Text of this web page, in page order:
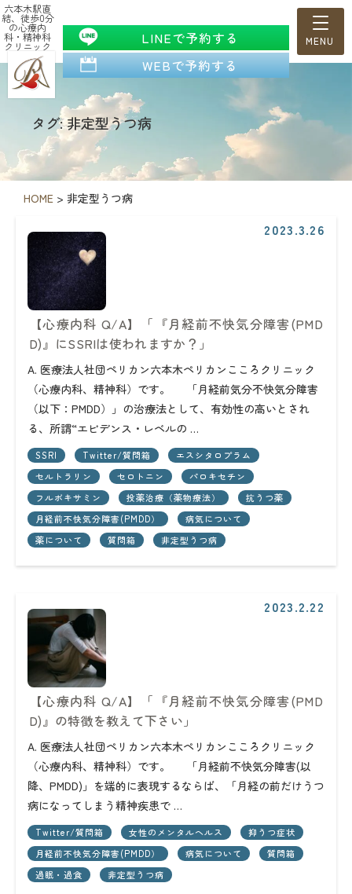
六本木駅直
結、徒歩0分
の心療内
科・精神科
クリニック
LINEで予約する
WEBで予約する
タグ: 非定型うつ病
HOME > 非定型うつ病
2023.3.26
【心療内科 Q/A】「『月経前不快気分障害(PMD
D)』にSSRIは使われますか？」
A. 医療法人社団ペリカン六本木ペリカンこころクリニック
（心療内科、精神科）です。 「月経前気分不快気分障害
（以下：PMDD）」の治療法として、有効性の高いとされ
る、所謂“エビデンス・レベルの …
SSRI Twitter/質問箱
エスシタロプラム
セルトラリン
セロトニン
パロキセチン
フルボキサミン
投薬治療（薬物療法）
抗うつ薬
月経前不快気分障害(PMDD）
病気について
薬について
質問箱 非定型うつ病
2023.2.22
【心療内科 Q/A】「『月経前不快気分障害(PMD
D)』の特徴を教えて下さい」
A. 医療法人社団ペリカン六本木ペリカンこころクリニック
（心療内科、精神科）です。 「月経前不快気分障害(以
降、PMDD)」を端的に表現するならば、「月経の前だけうつ
病になってしまう精神疾患で …
Twitter/質問箱 女性のメンタルヘルス
抑うつ症状
月経前不快気分障害(PMDD）
病気について
質問箱
過眠・過食
非定型うつ病